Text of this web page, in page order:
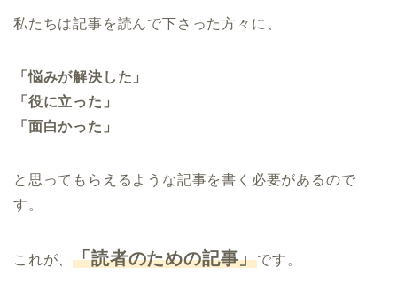
私たちは記事を読んで下さった方々に、
「悩みが解決した」
「役に立った」
「面白かった」
と思ってもらえるような記事を書く必要があるので
す。
これが、「読者のための記事」です。